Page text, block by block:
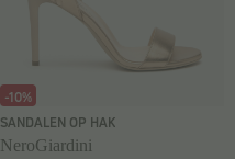
-10%
SANDALEN OP HAK
NeroGiardini